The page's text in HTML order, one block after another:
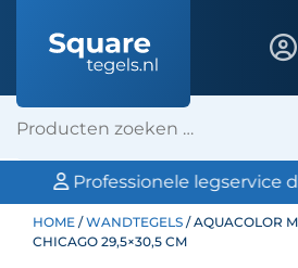
Professionele legservice
HOME /WANDTEGELS / AQUACOLOR
CHICAGO 29,5×30,5 CM